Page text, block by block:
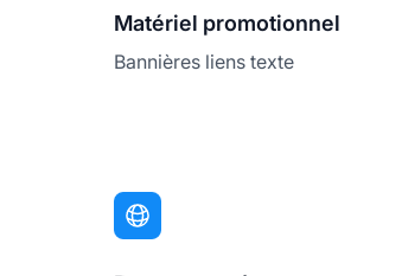
Matériel promotionnel
Bannières liens texte